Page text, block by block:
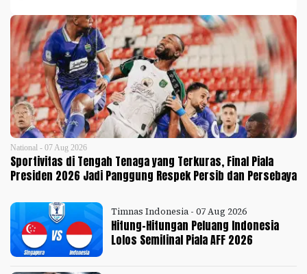
National - 07 Aug 2026
Sportivitas di Tengah Tenaga yang Terkuras, Final Piala
Presiden 2026 Jadi Panggung Respek Persib dan Persebaya
Timnas Indonesia - 07 Aug 2026
Hitung-Hitungan Peluang Indonesia
Lolos Semifinal Piala AFF 2026